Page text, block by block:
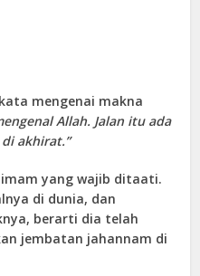
mengenai makna
Allah. Jalan itu ada
akhirat.”
yang wajib ditaati.
di dunia, dan
berarti dia telah
jembatan jahannam di